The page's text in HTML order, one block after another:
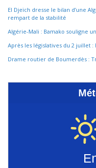
El Djeïch dresse le bilan d’une
rempart de la stabilité
Algérie-Mali : Bamako souligne
Après les législatives du 2 juillet
Drame routier de Boumerdès :